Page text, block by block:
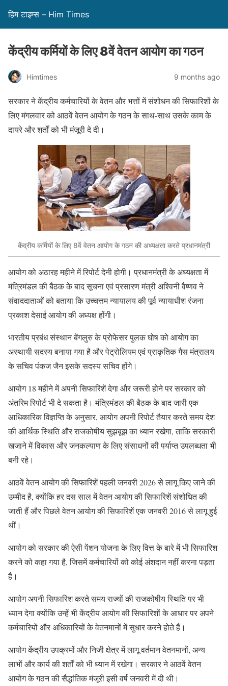
हिम टाइम्स – Him Times
केंद्रीय कर्मियों के लिए 8वें वेतन आयोग का गठन
Himtimes 9 months ago
सरकार ने केंद्रीय कर्मचारियों के वेतन और भत्तों में संशोधन की सिफारिशों के
लिए मंगलवार को आठवें वेतन आयोग के गठन के साथ-साथ उसके काम के
दायरे और शर्तों को भी मंजूरी दे दी।
केंद्रीय कर्मियों के लिए 8वें वेतन आयोग के गठन की अध्यक्षता करते प्रधानमंत्री
आयोग को अठारह महीने में रिपोर्ट देनी होगी। प्रधानमंत्री के अध्यक्षता में
मंत्रिमंडल की बैठक के बाद सूचना एवं प्रसारण मंत्री अश्विनी वैष्णव ने
संवाददाताओं को बताया कि उच्चत्तम न्यायालय की पूर्व न्यायाधीश रंजना
प्रकाश देसाई आयोग की अध्यक्ष होंगी।
भारतीय प्रबंध संस्थान बेंगलुरु के प्रोफेसर पुलक घोष को आयोग का
अस्थायी सदस्य बनाया गया है और पेट्रोलियम एवंं प्राकृतिक गैस मंत्रालय
के सचिव पंकज जैन इसके सदस्य सचिव होंगे।
आयोग 18 महीने में अपनी सिफारिशें देगा और जरूरी होने पर सरकार को
अंतरिम रिपोर्ट भी दे सकता है। मंत्रिमंडल की बैठक के बाद जारी एक
आधिकारिक विज्ञप्ति के अनुसार, आयोग अपनी रिपोर्ट तैयार करते समय देश
की आर्थिक स्थिति और राजकोषीय सुझबूझ का ध्यान रखेगा, ताकि सरकारी
खजाने में विकास और जनकल्याण के लिए संसाधनों की पर्याप्त उपलब्धता भी
बनी रहे।
आठवें वेतन आयोग की सिफारिशें पहली जनवरी 2026 से लागू किए जाने की
उम्मीद है, क्योंकि हर दस साल में वेतन आयोग की सिफारिशें संशोधित की
जाती हैं और पिछले वेतन आयोग की सिफारिशें एक जनवरी 2016 से लागू हुई
थीं।
आयोग को सरकार की ऐसी पेंशन योजना के लिए वित्त के बारे में भी सिफारिश
करने को कहा गया है, जिसमें कर्मचारियों को कोई अंशदान नहीं करना पड़ता
है।
आयोग अपनी सिफारिश करते समय राज्यों की राजकोषीय स्थिति पर भी
ध्यान देगा क्योंकि उन्हें भी केंद्रीय आयोग की सिफारिशों के आधार पर अपने
कर्मचारियों और अधिकारियों के वेतनमानों में सुधार करने होते हैं।
आयोग केंद्रीय उपक्रमों और निजी क्षेत्र में लागू वर्तमान वेतनमानों, अन्य
लाभों और कार्य की शर्तों को भी ध्यान में रखेगा। सरकार ने आठवें वेतन
आयोग के गठन की सैद्धांतिक मंजूरी इसी वर्ष जनवरी में दी थी।